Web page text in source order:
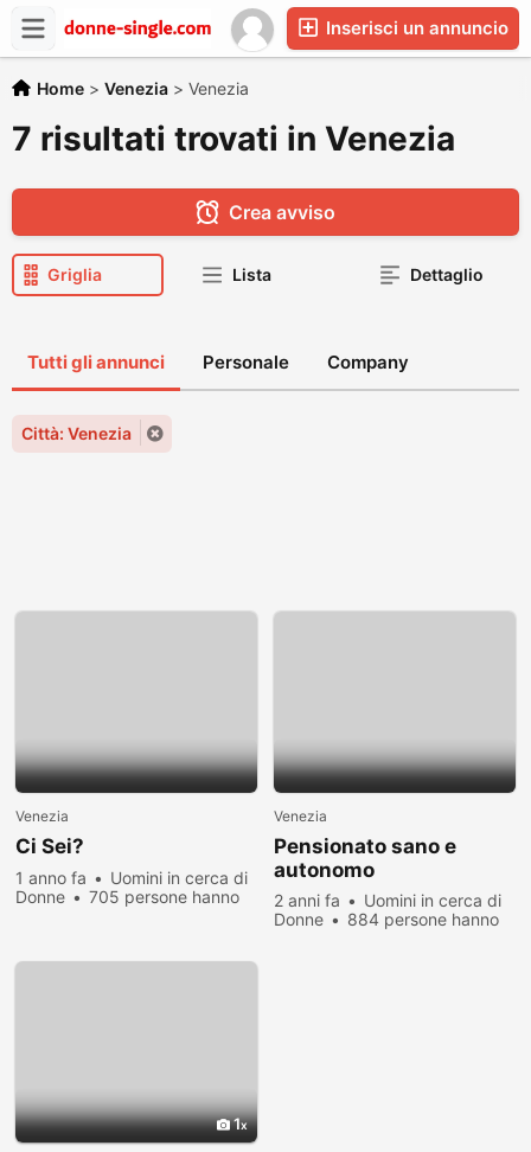
Inserisci un annuncio
Home > Venezia > Venezia
7 risultati trovati in Venezia
Crea avviso
Griglia Lista Dettaglio
Tutti gli annunci Personale Company
Città: Venezia
Venezia
Ci Sei?
1 anno fa
Uomini in cerca di
Donne
705 persone hanno
Venezia
Pensionato sano e
autonomo
2 anni fa
Uomini in cerca di
Donne
884 persone hanno
1